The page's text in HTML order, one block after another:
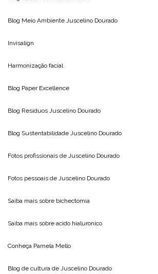
Blog Meio Ambiente Juscelino Dourado
Invisalign
Harmonização facial
Blog Paper Excellence
Blog Resíduos Juscelino Dourado
Blog Sustentabilidade Juscelino Dourado
Fotos profissionais de Juscelino Dourado
Fotos pessoais de Juscelino Dourado
Saiba mais sobre bichectomia
Saiba mais sobre acido hialuronico
Conheça Pamela Mello
Blog de cultura de Juscelino Dourado